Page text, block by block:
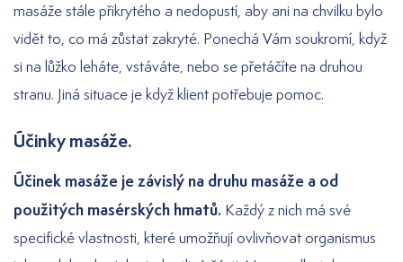
masáže stále přikrytého a nedopustí, aby ani na chvilku bylo
vidět to, co má zůstat zakryté. Ponechá Vám soukromí, když
si na lůžko leháte, vstáváte, nebo se přetáčíte na druhou
stranu. Jiná situace je když klient potřebuje pomoc.
Účinky masáže.
Účinek masáže je závislý na druhu masáže a od
použitých masérských hmatů. Každý z nich má své
specifické vlastnosti, které umožňují ovlivňovat organismus